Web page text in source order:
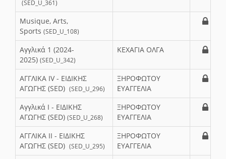
(SED_U_361)
Musique, Arts,
Sports (SED_U_108)
Αγγλικά 1 (2024-
2025) (SED_U_342)
ΚΕΧΑΓΙΑ ΟΛΓΑ
ΑΓΓΛΙΚΑ IV - ΕΙΔΙΚΗΣ
ΑΓΩΓΗΣ (SED) (SED_U_296)
ΞΗΡΟΦΩΤΟΥ
ΕΥΑΓΓΕΛΙΑ
Αγγλικά Ι - ΕΙΔΙΚΗΣ
ΑΓΩΓΗΣ (SED) (SED_U_268)
ΞΗΡΟΦΩΤΟΥ
ΕΥΑΓΓΕΛΙΑ
ΑΓΓΛΙΚΑ ΙΙ - ΕΙΔΙΚΗΣ
ΑΓΩΓΗΣ (SED) (SED_U_295)
ΞΗΡΟΦΩΤΟΥ
ΕΥΑΓΓΕΛΙΑ